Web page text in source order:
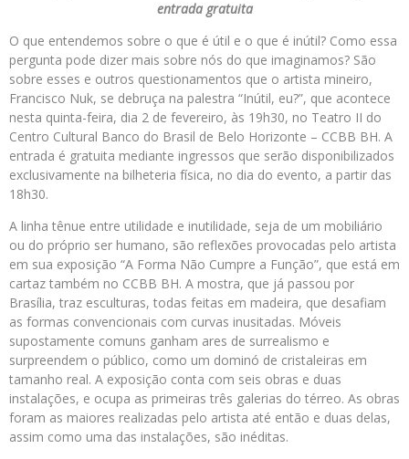
entrada gratuita
O que entendemos sobre o que é útil e o que é inútil? Como essa
pergunta pode dizer mais sobre nós do que imaginamos? São
sobre esses e outros questionamentos que o artista mineiro,
Francisco Nuk, se debruça na palestra “Inútil, eu?”, que acontece
nesta quinta-feira, dia 2 de fevereiro, às 19h30, no Teatro II do
Centro Cultural Banco do Brasil de Belo Horizonte – CCBB BH. A
entrada é gratuita mediante ingressos que serão disponibilizados
exclusivamente na bilheteria física, no dia do evento, a partir das
18h30.
A linha tênue entre utilidade e inutilidade, seja de um mobiliário
ou do próprio ser humano, são reflexões provocadas pelo artista
em sua exposição “A Forma Não Cumpre a Função”, que está em
cartaz também no CCBB BH. A mostra, que já passou por
Brasília, traz esculturas, todas feitas em madeira, que desafiam
as formas convencionais com curvas inusitadas. Móveis
supostamente comuns ganham ares de surrealismo e
surpreendem o público, como um dominó de cristaleiras em
tamanho real. A exposição conta com seis obras e duas
instalações, e ocupa as primeiras três galerias do térreo. As obras
foram as maiores realizadas pelo artista até então e duas delas,
assim como uma das instalações, são inéditas.